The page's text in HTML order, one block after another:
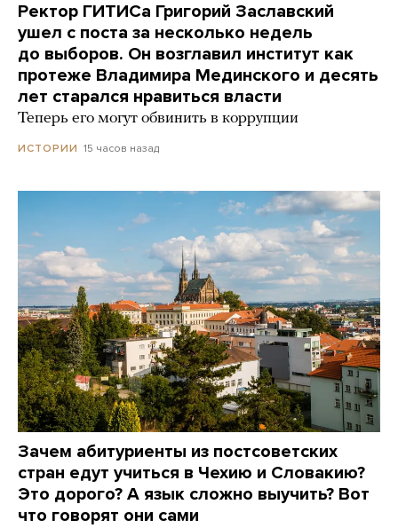
Ректор ГИТИСа Григорий Заславский
ушел с поста за несколько недель
до выборов. Он возглавил институт как
протеже Владимира Мединского и десять
лет старался нравиться власти
Теперь его могут обвинить в коррупции
ИСТОРИИ 15 часов назад
Зачем абитуриенты из постсоветских
стран едут учиться в Чехию и Словакию?
Это дорого? А язык сложно выучить? Вот
что говорят они сами